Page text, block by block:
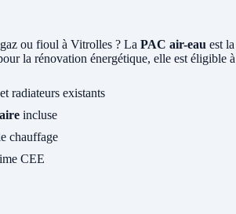
ou fioul à Vitrolles ? La PAC air-eau est
la rénovation énergétique, elle est éligible à
radiateurs existants
incluse
chauffage
CEE